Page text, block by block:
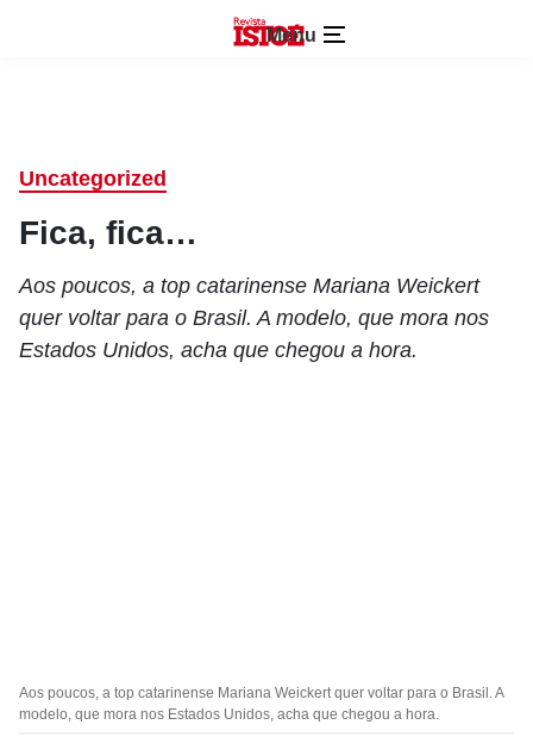
Menu
Uncategorized
Fica, fica…
Aos poucos, a top catarinense Mariana Weickert
quer voltar para o Brasil. A modelo, que mora nos
Estados Unidos, acha que chegou a hora.
Aos poucos, a top catarinense Mariana Weickert quer voltar para o Brasil. A
modelo, que mora nos Estados Unidos, acha que chegou a hora.